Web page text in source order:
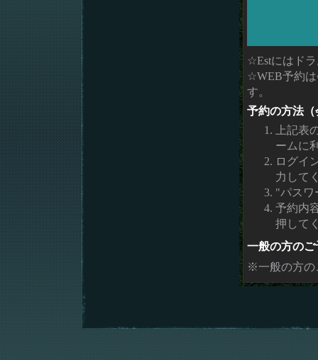
☆Estにはド
☆WEB予約
す。
予約の方法
上記表
ームに
ログイ
力して
"パスワ
予約内
押して
一般の方のご
※一般の方の